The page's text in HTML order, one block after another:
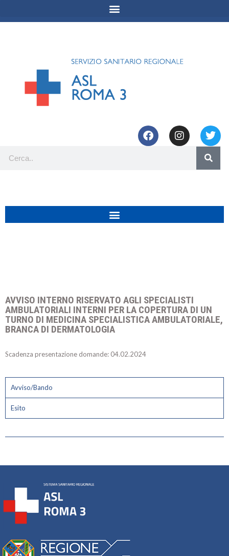
AVVISO INTERNO RISERVATO AGLI SPECIALISTI
AMBULATORIALI INTERNI PER LA COPERTURA DI UN
TURNO DI MEDICINA SPECIALISTICA AMBULATORIALE,
BRANCA DI DERMATOLOGIA
Scadenza presentazione domande: 04.02.2024
Avviso/Bando
Esito